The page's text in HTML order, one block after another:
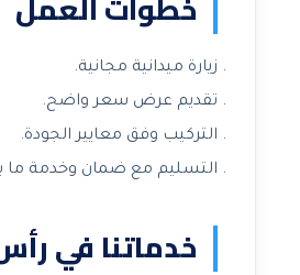
زيارة ميدانية مجانية.
تقديم عرض سعر واضح.
التركيب وفق معايير الجودة.
التسليم مع ضمان وخدمة ما
خدماتنا في